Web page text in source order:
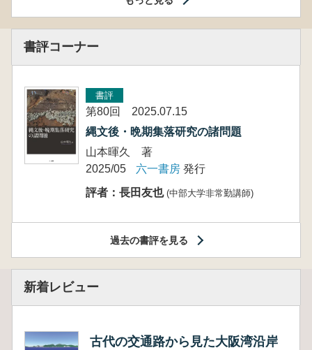
書評コーナー
書評
第80回 2025.07.15
縄文後・晩期集落研究の諸問題
山本暉久 著
2025/05
六一書房 発行
評者：長田友也 (中部大学非常勤講師)
過去の書評を見る
新着レビュー
古代の交通路から見た大阪湾沿岸